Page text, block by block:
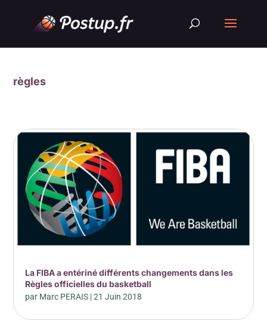
règles
La FIBA a entériné différents changements dans les
Règles officielles du basketball
par Marc PERAIS |21 Juin 2018